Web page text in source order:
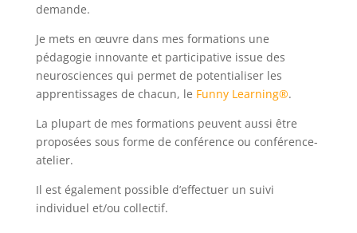
demande.
Je mets en œuvre dans mes formations une
pédagogie innovante et participative issue des
neurosciences qui permet de potentialiser les
apprentissages de chacun, le Funny Learning®.
La plupart de mes formations peuvent aussi être
proposées sous forme de conférence ou conférence-
atelier.
Il est également possible d’effectuer un suivi
individuel et/ou collectif.